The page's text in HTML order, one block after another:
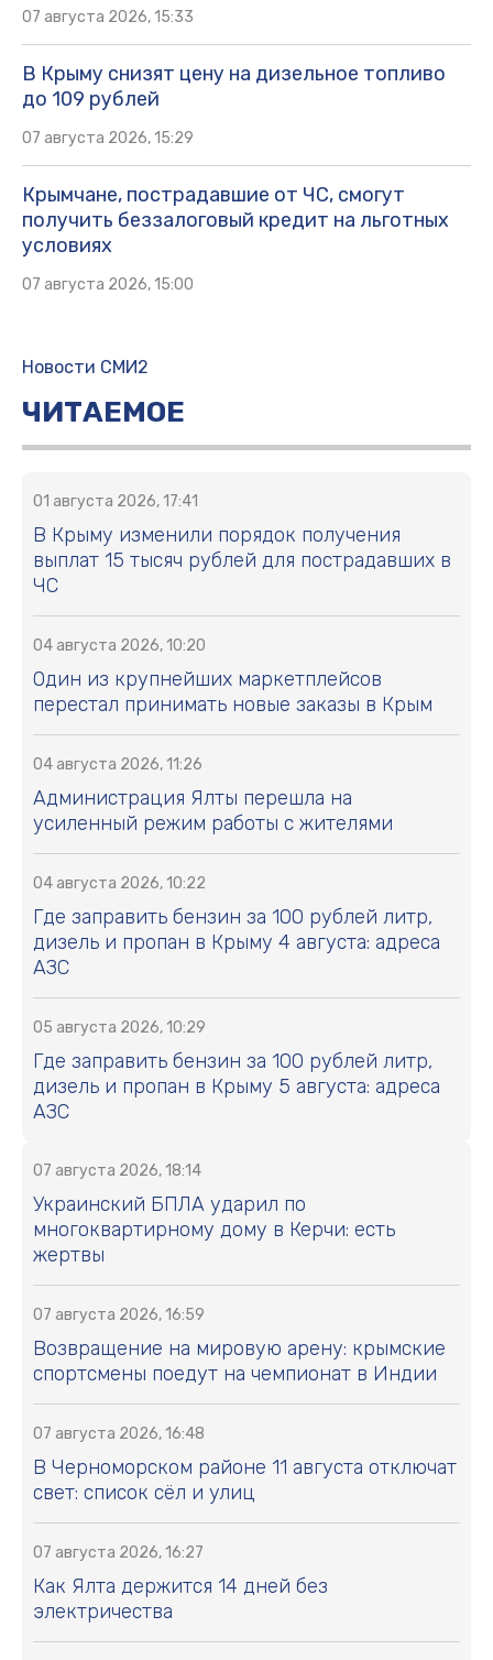
07 августа 2026, 15:33
В Крыму снизят цену на дизельное топливо
до 109 рублей
07 августа 2026, 15:29
Крымчане, пострадавшие от ЧС, смогут
получить беззалоговый кредит на льготных
условиях
07 августа 2026, 15:00
Новости СМИ2
ЧИТАЕМОЕ
01 августа 2026, 17:41
В Крыму изменили порядок получения
выплат 15 тысяч рублей для пострадавших в
ЧС
04 августа 2026, 10:20
Один из крупнейших маркетплейсов
перестал принимать новые заказы в Крым
04 августа 2026, 11:26
Администрация Ялты перешла на
усиленный режим работы с жителями
04 августа 2026, 10:22
Где заправить бензин за 100 рублей литр,
дизель и пропан в Крыму 4 августа: адреса
АЗС
05 августа 2026, 10:29
Где заправить бензин за 100 рублей литр,
дизель и пропан в Крыму 5 августа: адреса
АЗС
07 августа 2026, 18:14
Украинский БПЛА ударил по
многоквартирному дому в Керчи: есть
жертвы
07 августа 2026, 16:59
Возвращение на мировую арену: крымские
спортсмены поедут на чемпионат в Индии
07 августа 2026, 16:48
В Черноморском районе 11 августа отключат
свет: список сёл и улиц
07 августа 2026, 16:27
Как Ялта держится 14 дней без
электричества